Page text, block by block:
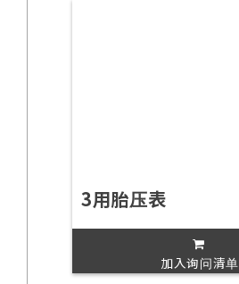
3用胎压表
加入询问清单